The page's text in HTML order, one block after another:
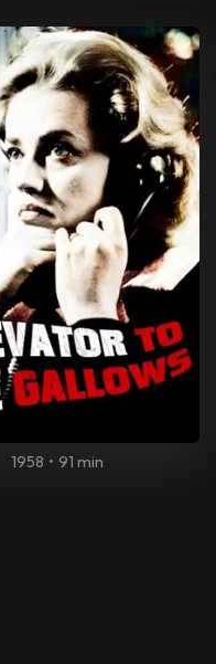
1958 • 91 min